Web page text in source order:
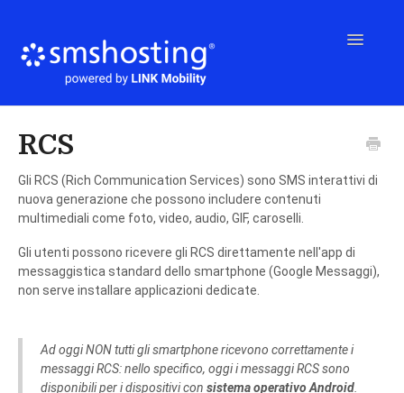
Toggle
Come usare Smshosting
Integrazioni & API
Rivenditori
FAQ
RCS
Gli RCS (Rich Communication Services) sono SMS interattivi di
nuova generazione che possono includere contenuti
multimediali come foto, video, audio, GIF, caroselli.
Gli utenti possono ricevere gli RCS direttamente nell'app di
messaggistica standard dello smartphone (Google Messaggi),
non serve installare applicazioni dedicate.
Ad oggi NON tutti gli smartphone ricevono correttamente i
messaggi RCS: nello specifico, oggi i messaggi RCS sono
disponibili per i dispositivi con sistema operativo Android.